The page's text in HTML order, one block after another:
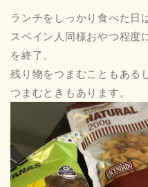
ランチをしっかり食べた日
スペイン人同様おやつ程度
を終了。
残り物をつまむこともある
つまむときもあります。